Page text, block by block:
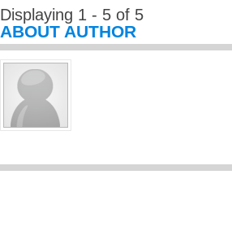
Displaying 1 - 5 of 5
ABOUT AUTHOR